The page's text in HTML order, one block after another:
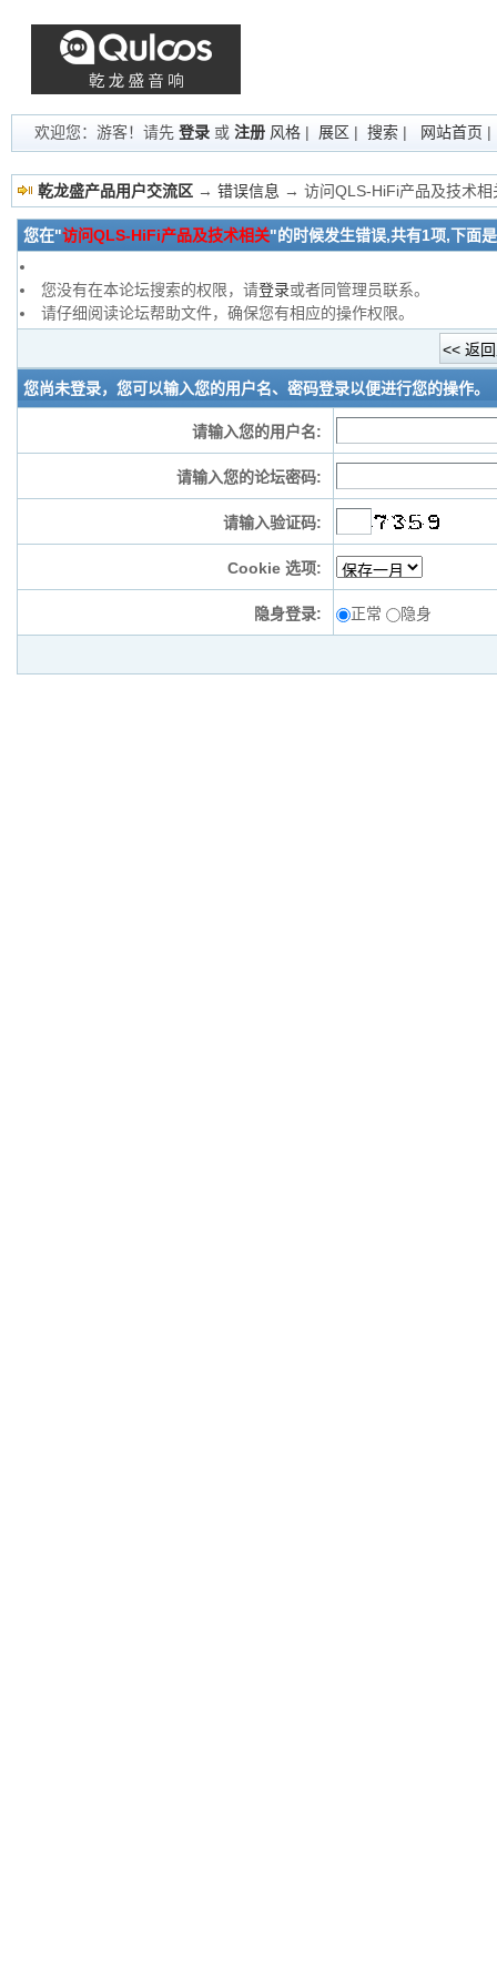
欢迎您：游客！请先 登录 或 注册 风格 | 展区 | 搜索 | 网站首页
乾龙盛产品用户交流区 → 错误信息 → 访问QLS-HiFi产品及技术相
您在"访问QLS-HiFi产品及技术相关"的时候发生错误,共有1项,下面
您没有在本论坛搜索的权限，请登录或者同管理员联系。
请仔细阅读论坛帮助文件，确保您有相应的操作权限。
您尚未登录，您可以输入您的用户名、密码登录以便进行您的操作。
请输入您的用户名:
请输入您的论坛密码:
请输入验证码:
Cookie 选项:
隐身登录: 正常 隐身